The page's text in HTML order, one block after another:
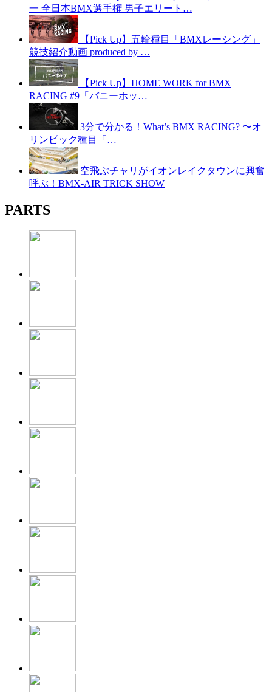
一 全日本BMX選手権 男子エリート…
【Pick Up】五輪種目「BMXレーシング」
競技紹介動画 produced by …
【Pick Up】HOME WORK for BMX
RACING #9「バニーホッ…
3分で分かる！What’s BMX RACING? 〜オ
リンピック種目「…
空飛ぶチャリがイオンレイクタウンに興奮
呼ぶ！BMX-AIR TRICK SHOW
PARTS